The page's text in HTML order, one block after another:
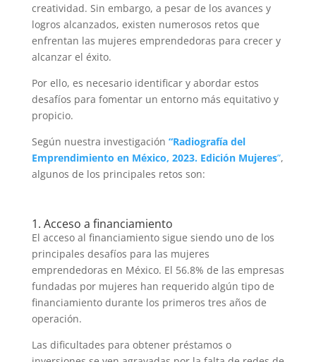
creatividad. Sin embargo, a pesar de los avances y
logros alcanzados, existen numerosos retos que
enfrentan las mujeres emprendedoras para crecer y
alcanzar el éxito.
Por ello, es necesario identificar y abordar estos
desafíos para fomentar un entorno más equitativo y
propicio.
Según nuestra investigación “Radiografía del
Emprendimiento en México, 2023. Edición Mujeres”,
algunos de los principales retos son:
1. Acceso a financiamiento
El acceso al financiamiento sigue siendo uno de los
principales desafíos para las mujeres
emprendedoras en México. El 56.8% de las empresas
fundadas por mujeres han requerido algún tipo de
financiamiento durante los primeros tres años de
operación.
Las dificultades para obtener préstamos o